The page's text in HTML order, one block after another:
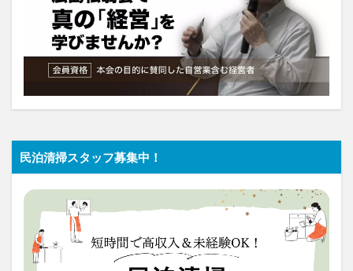
民泊清掃スタッフ募集中！